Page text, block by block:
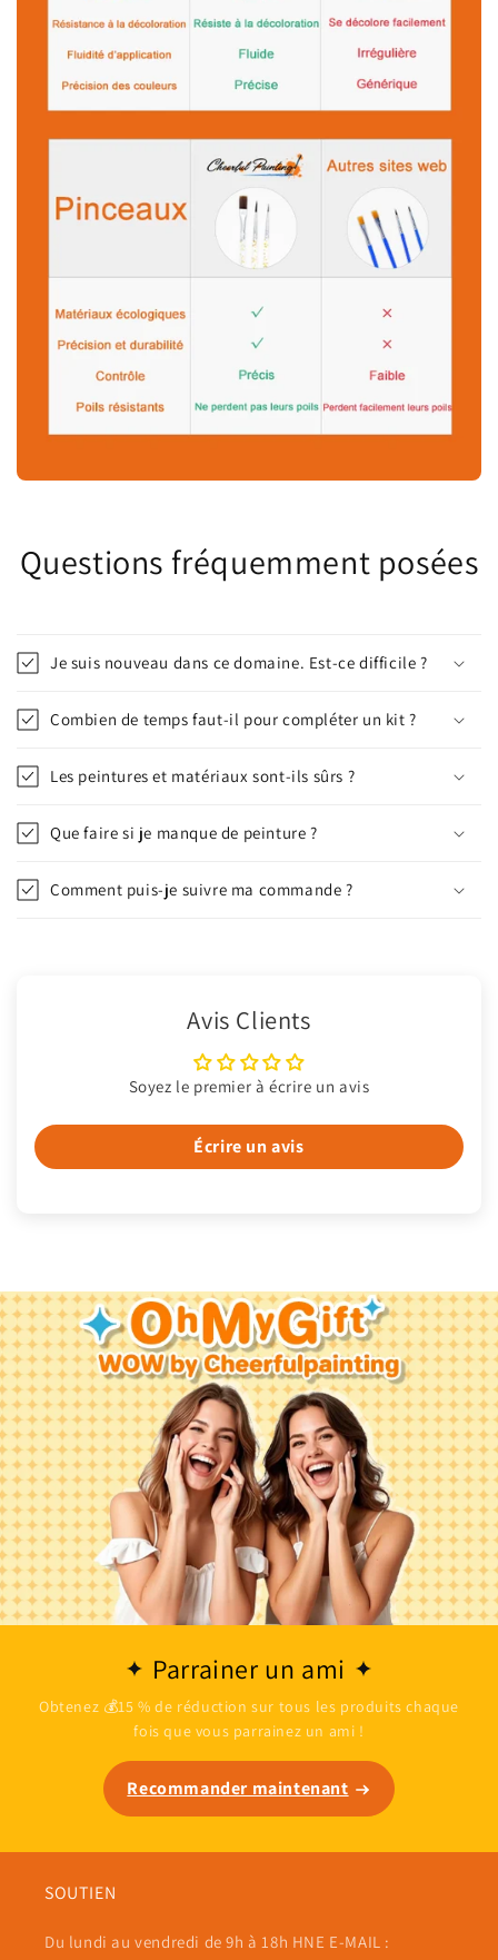
Questions fréquemment posées
Je suis nouveau dans ce domaine. Est-ce difficile ?
Combien de temps faut-il pour compléter un kit ?
Les peintures et matériaux sont-ils sûrs ?
Que faire si je manque de peinture ?
Comment puis-je suivre ma commande ?
Avis Clients
Soyez le premier à écrire un avis
Écrire un avis
Parrainer un ami
Obtenez 💰15 % de réduction sur tous les produits chaque
fois que vous parrainez un ami !
Recommander maintenant
SOUTIEN
Du lundi au vendredi de 9h à 18h HNE E-MAIL :